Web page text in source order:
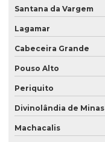
Santana da Vargem
Lagamar
Cabeceira Grande
Pouso Alto
Periquito
Divinolândia de Minas
Machacalis